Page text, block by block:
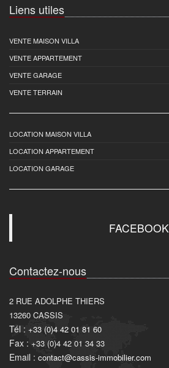
Liens utiles
VENTE MAISON VILLA
VENTE APPARTEMENT
VENTE GARAGE
VENTE TERRAIN
LOCATION MAISON VILLA
LOCATION APPARTEMENT
LOCATION GARAGE
FACEBOOK
Contactez-nous
2 RUE ADOLPHE THIERS
13260 CASSIS
Tél : +33 (0)4 42 01 81 60
Fax : +33 (0)4 42 01 34 33
Email : contact@cassis-immobilier.com